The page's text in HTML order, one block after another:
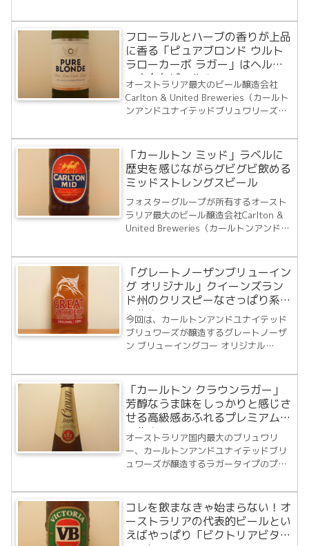
Dry（カールトンプレミアムドライ）」
として販売されていたものです。2007年
にリニューアルし「Ca...
フローラルとハーブの香りが上品
に香る「ピュアブロンド ウルト
ラローカーボ ラガー」はヘルシ
ー志向なビール！
オーストラリア最大のビール醸造会社
Carlton & United Breweries（カールト
ンアンドユナイテッドブリュワリーズ、
ーストラリアで最初の低糖質ビールとし
てリリースしたのが「ピュアブロンドプ
レミアムラガー」で...
「カールトン ミッド」ラベルに
歴史を感じながらグビグビ飲める
ミッドストレングスビール
フォスターグループが所有するオースト
ラリア最大のビール醸造会社Carlton &
United Breweries（カールトンアンドユ
されるビールブランドの一つ
「CARLTON（カールトン）」シリーズの
ミッドストレングスビールで...
「グレートノーザンブリューイン
グ オリジナル」クイーンズラン
ド州のクリスピーなさっぱり系ビ
ール！
今回は、カールトンアンドユナイテッド
ブリュワーズが醸造するグレートノーザ
ン ブリューイングコー オリジナル
1924年ケアンズブリュワリーとして醸造
所はスタートを切りましたが、その3年後
の1927年ノーザンオースト...
「カールトン クラウンラガー」
芳醇なうま味をしっかりと感じさ
せる高級感あふれるプレミアムビ
ール！
オーストラリア国内最大のブリュワリ
ー、カールトンアンドユナイテッドブリ
ュワーズが醸造するラガータイプのプレ
ー（Carlton Crown Lager）。オースト
ラリアで醸造されるプレミアムビールカ
テゴリーの中で最も人気の高いビー...
コレを飲まなきゃ始まらない！オ
ーストラリアの代表的ビールとい
えばやっぱり「ビクトリアビタ